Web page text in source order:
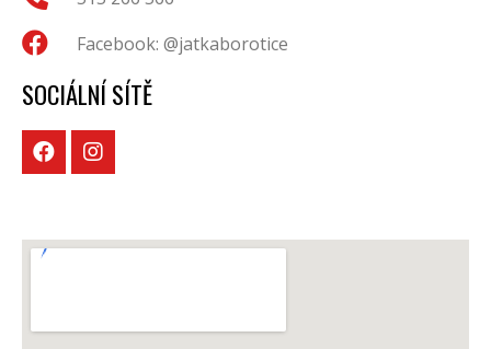
Facebook: @jatkaborotice
SOCIÁLNÍ SÍTĚ